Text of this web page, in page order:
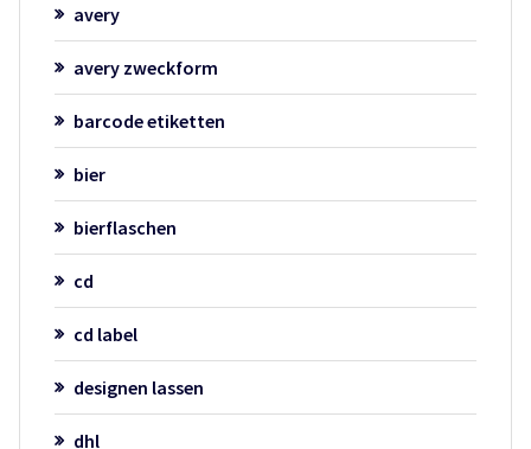
avery
avery zweckform
barcode etiketten
bier
bierflaschen
cd
cd label
designen lassen
dhl